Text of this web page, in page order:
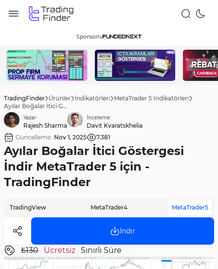
Sponsorlu
TradingFinder Ürünler İndikatörleri MetaTrader 5 İndikatörleri
Ayılar Boğalar İtici Göstergesi İndir MetaTrader 5 için - TradingFinder
Yazar:
Rajesh Sharma
İnceleme:
Davit Kvaratskhelia
Güncelleme: Nov 1, 2025 7.381
Ayılar Boğalar İtici Göstergesi
İndir MetaTrader 5 için -
TradingFinder
TradingView MetaTrader4 MetaTrader5
İndir
₺130 Ücretsiz Sınırlı Süre